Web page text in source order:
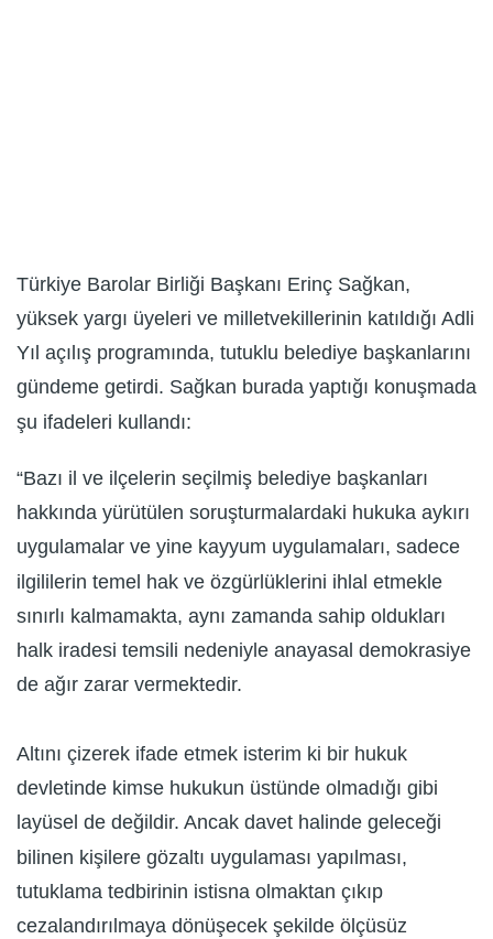
Türkiye Barolar Birliği Başkanı Erinç Sağkan,
yüksek yargı üyeleri ve milletvekillerinin katıldığı Adli
Yıl açılış programında, tutuklu belediye başkanlarını
gündeme getirdi. Sağkan burada yaptığı konuşmada
şu ifadeleri kullandı:
“Bazı il ve ilçelerin seçilmiş belediye başkanları
hakkında yürütülen soruşturmalardaki hukuka aykırı
uygulamalar ve yine kayyum uygulamaları, sadece
ilgililerin temel hak ve özgürlüklerini ihlal etmekle
sınırlı kalmamakta, aynı zamanda sahip oldukları
halk iradesi temsili nedeniyle anayasal demokrasiye
de ağır zarar vermektedir.
Altını çizerek ifade etmek isterim ki bir hukuk
devletinde kimse hukukun üstünde olmadığı gibi
layüsel de değildir. Ancak davet halinde geleceği
bilinen kişilere gözaltı uygulaması yapılması,
tutuklama tedbirinin istisna olmaktan çıkıp
cezalandırılmaya dönüşecek şekilde ölçüsüz